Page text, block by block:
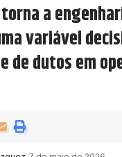
a
variável
de dutos em